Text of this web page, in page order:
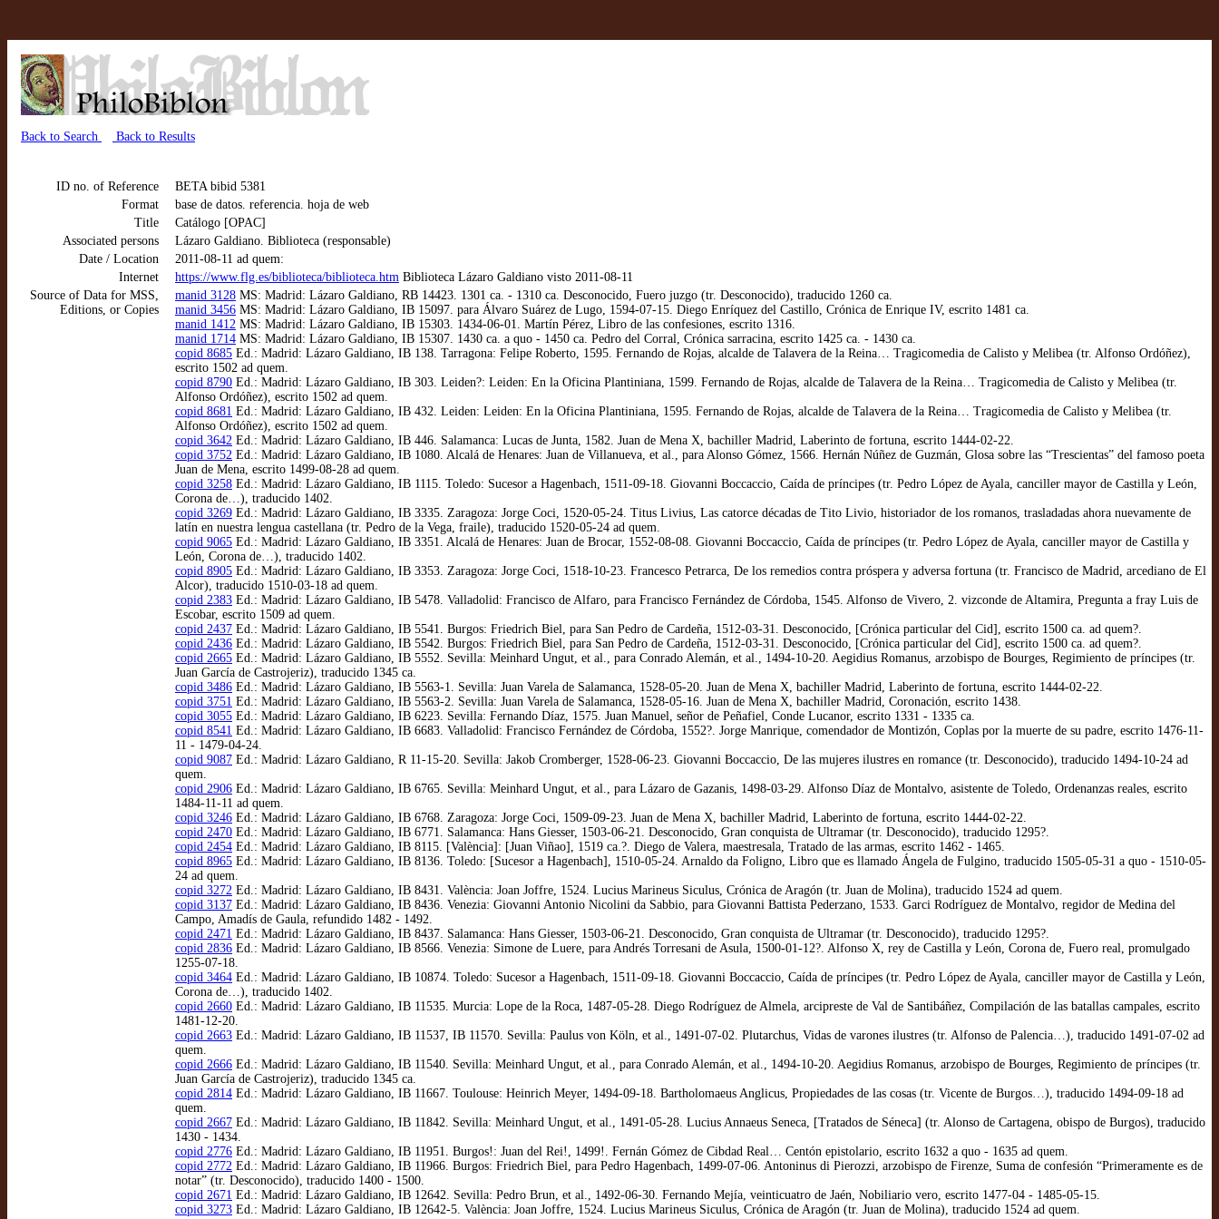
Back to Search Back to Results
ID no. of Reference
BETA bibid 5381
Format
base de datos. referencia. hoja de web
Title
Catálogo [OPAC]
Associated persons
Lázaro Galdiano. Biblioteca (responsable)
Date / Location
2011-08-11 ad quem:
Internet
https://www.flg.es/biblioteca/biblioteca.htm Biblioteca Lázaro Galdiano visto 2011-08-11
Source of Data for MSS,
Editions, or Copies
manid 3128 MS: Madrid: Lázaro Galdiano, RB 14423. 1301 ca. - 1310 ca. Desconocido, Fuero juzgo (tr. Desconocido), traducido 1260 ca.
manid 3456 MS: Madrid: Lázaro Galdiano, IB 15097. para Álvaro Suárez de Lugo, 1594-07-15. Diego Enríquez del Castillo, Crónica de Enrique IV, escrito 1481 ca.
manid 1412 MS: Madrid: Lázaro Galdiano, IB 15303. 1434-06-01. Martín Pérez, Libro de las confesiones, escrito 1316.
manid 1714 MS: Madrid: Lázaro Galdiano, IB 15307. 1430 ca. a quo - 1450 ca. Pedro del Corral, Crónica sarracina, escrito 1425 ca. - 1430 ca.
copid 8685 Ed.: Madrid: Lázaro Galdiano, IB 138. Tarragona: Felipe Roberto, 1595. Fernando de Rojas, alcalde de Talavera de la Reina… Tragicomedia de Calisto y Melibea (tr. Alfonso Ordóñez),
escrito 1502 ad quem.
copid 8790 Ed.: Madrid: Lázaro Galdiano, IB 303. Leiden?: Leiden: En la Oficina Plantiniana, 1599. Fernando de Rojas, alcalde de Talavera de la Reina… Tragicomedia de Calisto y Melibea (tr.
Alfonso Ordóñez), escrito 1502 ad quem.
copid 8681 Ed.: Madrid: Lázaro Galdiano, IB 432. Leiden: Leiden: En la Oficina Plantiniana, 1595. Fernando de Rojas, alcalde de Talavera de la Reina… Tragicomedia de Calisto y Melibea (tr.
Alfonso Ordóñez), escrito 1502 ad quem.
copid 3642 Ed.: Madrid: Lázaro Galdiano, IB 446. Salamanca: Lucas de Junta, 1582. Juan de Mena X, bachiller Madrid, Laberinto de fortuna, escrito 1444-02-22.
copid 3752 Ed.: Madrid: Lázaro Galdiano, IB 1080. Alcalá de Henares: Juan de Villanueva, et al., para Alonso Gómez, 1566. Hernán Núñez de Guzmán, Glosa sobre las “Trescientas” del famoso poeta
Juan de Mena, escrito 1499-08-28 ad quem.
copid 3258 Ed.: Madrid: Lázaro Galdiano, IB 1115. Toledo: Sucesor a Hagenbach, 1511-09-18. Giovanni Boccaccio, Caída de príncipes (tr. Pedro López de Ayala, canciller mayor de Castilla y León,
Corona de…), traducido 1402.
copid 3269 Ed.: Madrid: Lázaro Galdiano, IB 3335. Zaragoza: Jorge Coci, 1520-05-24. Titus Livius, Las catorce décadas de Tito Livio, historiador de los romanos, trasladadas ahora nuevamente de
latín en nuestra lengua castellana (tr. Pedro de la Vega, fraile), traducido 1520-05-24 ad quem.
copid 9065 Ed.: Madrid: Lázaro Galdiano, IB 3351. Alcalá de Henares: Juan de Brocar, 1552-08-08. Giovanni Boccaccio, Caída de príncipes (tr. Pedro López de Ayala, canciller mayor de Castilla y
León, Corona de…), traducido 1402.
copid 8905 Ed.: Madrid: Lázaro Galdiano, IB 3353. Zaragoza: Jorge Coci, 1518-10-23. Francesco Petrarca, De los remedios contra próspera y adversa fortuna (tr. Francisco de Madrid, arcediano de El
Alcor), traducido 1510-03-18 ad quem.
copid 2383 Ed.: Madrid: Lázaro Galdiano, IB 5478. Valladolid: Francisco de Alfaro, para Francisco Fernández de Córdoba, 1545. Alfonso de Vivero, 2. vizconde de Altamira, Pregunta a fray Luis de
Escobar, escrito 1509 ad quem.
copid 2437 Ed.: Madrid: Lázaro Galdiano, IB 5541. Burgos: Friedrich Biel, para San Pedro de Cardeña, 1512-03-31. Desconocido, [Crónica particular del Cid], escrito 1500 ca. ad quem?.
copid 2436 Ed.: Madrid: Lázaro Galdiano, IB 5542. Burgos: Friedrich Biel, para San Pedro de Cardeña, 1512-03-31. Desconocido, [Crónica particular del Cid], escrito 1500 ca. ad quem?.
copid 2665 Ed.: Madrid: Lázaro Galdiano, IB 5552. Sevilla: Meinhard Ungut, et al., para Conrado Alemán, et al., 1494-10-20. Aegidius Romanus, arzobispo de Bourges, Regimiento de príncipes (tr.
Juan García de Castrojeriz), traducido 1345 ca.
copid 3486 Ed.: Madrid: Lázaro Galdiano, IB 5563-1. Sevilla: Juan Varela de Salamanca, 1528-05-20. Juan de Mena X, bachiller Madrid, Laberinto de fortuna, escrito 1444-02-22.
copid 3751 Ed.: Madrid: Lázaro Galdiano, IB 5563-2. Sevilla: Juan Varela de Salamanca, 1528-05-16. Juan de Mena X, bachiller Madrid, Coronación, escrito 1438.
copid 3055 Ed.: Madrid: Lázaro Galdiano, IB 6223. Sevilla: Fernando Díaz, 1575. Juan Manuel, señor de Peñafiel, Conde Lucanor, escrito 1331 - 1335 ca.
copid 8541 Ed.: Madrid: Lázaro Galdiano, IB 6683. Valladolid: Francisco Fernández de Córdoba, 1552?. Jorge Manrique, comendador de Montizón, Coplas por la muerte de su padre, escrito 1476-11-
11 - 1479-04-24.
copid 9087 Ed.: Madrid: Lázaro Galdiano, R 11-15-20. Sevilla: Jakob Cromberger, 1528-06-23. Giovanni Boccaccio, De las mujeres ilustres en romance (tr. Desconocido), traducido 1494-10-24 ad
quem.
copid 2906 Ed.: Madrid: Lázaro Galdiano, IB 6765. Sevilla: Meinhard Ungut, et al., para Lázaro de Gazanis, 1498-03-29. Alfonso Díaz de Montalvo, asistente de Toledo, Ordenanzas reales, escrito
1484-11-11 ad quem.
copid 3246 Ed.: Madrid: Lázaro Galdiano, IB 6768. Zaragoza: Jorge Coci, 1509-09-23. Juan de Mena X, bachiller Madrid, Laberinto de fortuna, escrito 1444-02-22.
copid 2470 Ed.: Madrid: Lázaro Galdiano, IB 6771. Salamanca: Hans Giesser, 1503-06-21. Desconocido, Gran conquista de Ultramar (tr. Desconocido), traducido 1295?.
copid 2454 Ed.: Madrid: Lázaro Galdiano, IB 8115. [València]: [Juan Viñao], 1519 ca.?. Diego de Valera, maestresala, Tratado de las armas, escrito 1462 - 1465.
copid 8965 Ed.: Madrid: Lázaro Galdiano, IB 8136. Toledo: [Sucesor a Hagenbach], 1510-05-24. Arnaldo da Foligno, Libro que es llamado Ángela de Fulgino, traducido 1505-05-31 a quo - 1510-05-
24 ad quem.
copid 3272 Ed.: Madrid: Lázaro Galdiano, IB 8431. València: Joan Joffre, 1524. Lucius Marineus Siculus, Crónica de Aragón (tr. Juan de Molina), traducido 1524 ad quem.
copid 3137 Ed.: Madrid: Lázaro Galdiano, IB 8436. Venezia: Giovanni Antonio Nicolini da Sabbio, para Giovanni Battista Pederzano, 1533. Garci Rodríguez de Montalvo, regidor de Medina del
Campo, Amadís de Gaula, refundido 1482 - 1492.
copid 2471 Ed.: Madrid: Lázaro Galdiano, IB 8437. Salamanca: Hans Giesser, 1503-06-21. Desconocido, Gran conquista de Ultramar (tr. Desconocido), traducido 1295?.
copid 2836 Ed.: Madrid: Lázaro Galdiano, IB 8566. Venezia: Simone de Luere, para Andrés Torresani de Asula, 1500-01-12?. Alfonso X, rey de Castilla y León, Corona de, Fuero real, promulgado
1255-07-18.
copid 3464 Ed.: Madrid: Lázaro Galdiano, IB 10874. Toledo: Sucesor a Hagenbach, 1511-09-18. Giovanni Boccaccio, Caída de príncipes (tr. Pedro López de Ayala, canciller mayor de Castilla y León,
Corona de…), traducido 1402.
copid 2660 Ed.: Madrid: Lázaro Galdiano, IB 11535. Murcia: Lope de la Roca, 1487-05-28. Diego Rodríguez de Almela, arcipreste de Val de Santibáñez, Compilación de las batallas campales, escrito
1481-12-20.
copid 2663 Ed.: Madrid: Lázaro Galdiano, IB 11537, IB 11570. Sevilla: Paulus von Köln, et al., 1491-07-02. Plutarchus, Vidas de varones ilustres (tr. Alfonso de Palencia…), traducido 1491-07-02 ad
quem.
copid 2666 Ed.: Madrid: Lázaro Galdiano, IB 11540. Sevilla: Meinhard Ungut, et al., para Conrado Alemán, et al., 1494-10-20. Aegidius Romanus, arzobispo de Bourges, Regimiento de príncipes (tr.
Juan García de Castrojeriz), traducido 1345 ca.
copid 2814 Ed.: Madrid: Lázaro Galdiano, IB 11667. Toulouse: Heinrich Meyer, 1494-09-18. Bartholomaeus Anglicus, Propiedades de las cosas (tr. Vicente de Burgos…), traducido 1494-09-18 ad
quem.
copid 2667 Ed.: Madrid: Lázaro Galdiano, IB 11842. Sevilla: Meinhard Ungut, et al., 1491-05-28. Lucius Annaeus Seneca, [Tratados de Séneca] (tr. Alonso de Cartagena, obispo de Burgos), traducido
1430 - 1434.
copid 2776 Ed.: Madrid: Lázaro Galdiano, IB 11951. Burgos!: Juan del Rei!, 1499!. Fernán Gómez de Cibdad Real… Centón epistolario, escrito 1632 a quo - 1635 ad quem.
copid 2772 Ed.: Madrid: Lázaro Galdiano, IB 11966. Burgos: Friedrich Biel, para Pedro Hagenbach, 1499-07-06. Antoninus di Pierozzi, arzobispo de Firenze, Suma de confesión “Primeramente es de
notar” (tr. Desconocido), traducido 1400 - 1500.
copid 2671 Ed.: Madrid: Lázaro Galdiano, IB 12642. Sevilla: Pedro Brun, et al., 1492-06-30. Fernando Mejía, veinticuatro de Jaén, Nobiliario vero, escrito 1477-04 - 1485-05-15.
copid 3273 Ed.: Madrid: Lázaro Galdiano, IB 12642-5. València: Joan Joffre, 1524. Lucius Marineus Siculus, Crónica de Aragón (tr. Juan de Molina), traducido 1524 ad quem.